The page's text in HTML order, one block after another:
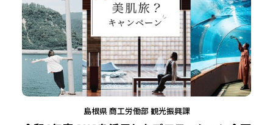
島根県 商工労働部 観光振興課